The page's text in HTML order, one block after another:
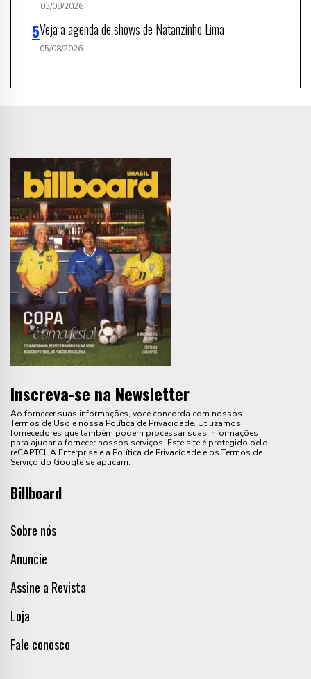
03/08/2026
Veja a agenda de shows de Natanzinho Lima
05/08/2026
Inscreva-se na Newsletter
Ao fornecer suas informações, você concorda com nossos
Termos de Uso e nossa Política de Privacidade. Utilizamos
fornecedores que também podem processar suas informações
para ajudar a fornecer nossos serviços. Este site é protegido pelo
reCAPTCHA Enterprise e a Política de Privacidade e os Termos de
Serviço do Google se aplicam.
Billboard
Sobre nós
Anuncie
Assine a Revista
Loja
Fale conosco